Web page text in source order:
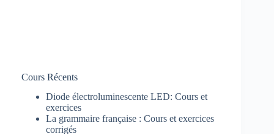
Cours Récents
Diode électroluminescente LED: Cours et
exercices
La grammaire française : Cours et exercices
corrigés